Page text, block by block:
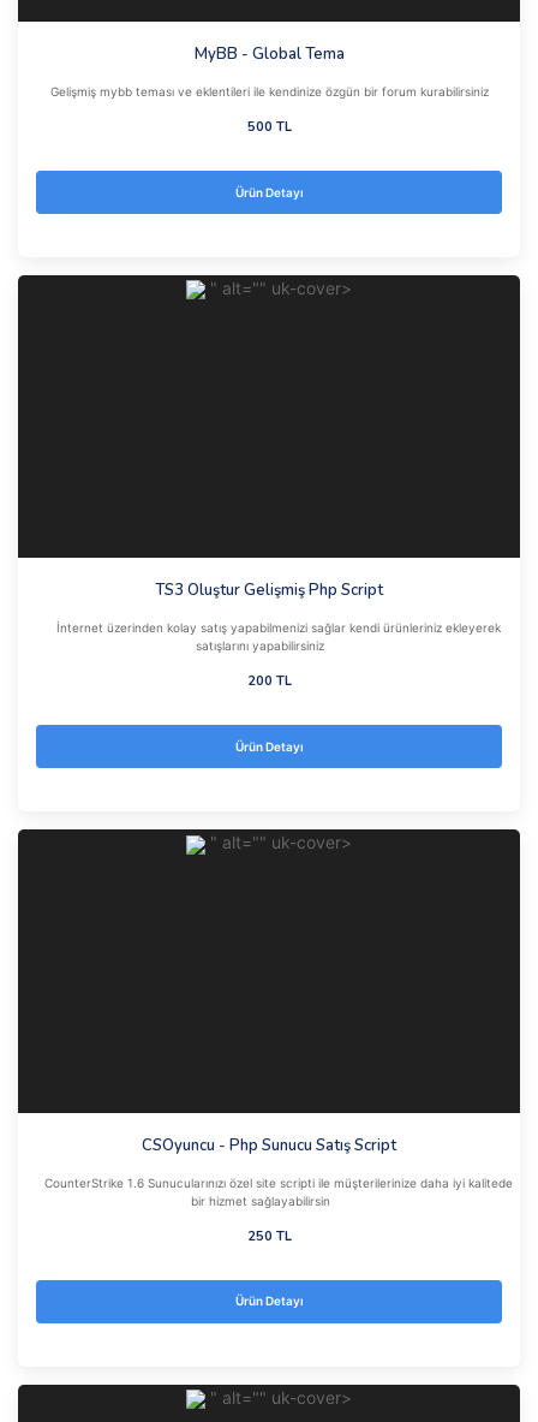
MyBB - Global Tema
Gelişmiş mybb teması ve eklentileri ile kendinize özgün bir forum kurabilirsiniz
500 TL
Ürün Detayı
" alt="" uk-cover>
TS3 Oluştur Gelişmiş Php Script
İnternet üzerinden kolay satış yapabilmenizi sağlar kendi ürünleriniz ekleyerek
satışlarını yapabilirsiniz
200 TL
Ürün Detayı
" alt="" uk-cover>
CSOyuncu - Php Sunucu Satış Script
CounterStrike 1.6 Sunucularınızı özel site scripti ile müşterilerinize daha iyi kalitede
bir hizmet sağlayabilirsin
250 TL
Ürün Detayı
" alt="" uk-cover>